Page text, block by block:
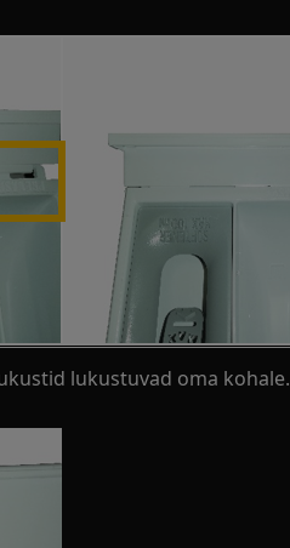
lukustuvad oma kohale.